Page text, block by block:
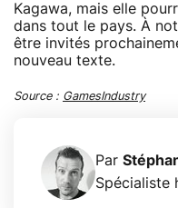
Kagawa, mais elle
dans tout le pays. À
être invités
nouveau texte.
Source : GamesIndustry
Par
Spécialiste